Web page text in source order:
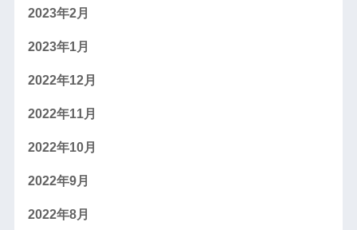
2023年2月
2023年1月
2022年12月
2022年11月
2022年10月
2022年9月
2022年8月